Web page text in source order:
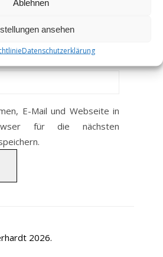
Ablehnen
ansehen
Datenschutzerklärung
E-Mail und Webseite in
für die nächsten
2026.